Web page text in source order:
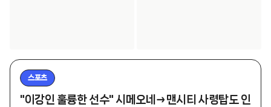
스포츠
"이강인 훌륭한 선수" 시메오네→맨시티 사령탑도 인